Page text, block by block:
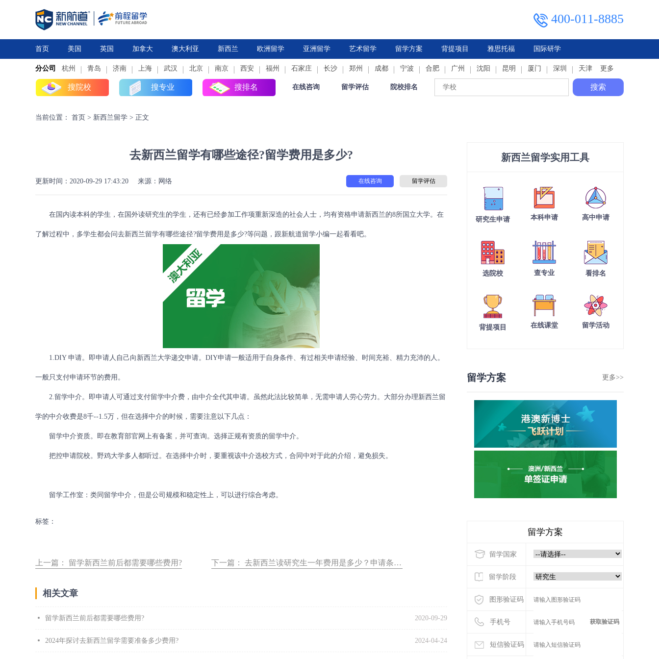
400-011-8885
首页 美国
研究生 本科 高中
英国
研究生 本科 高中
加拿大 澳大利亚 新西兰 欧洲留学
德国 法国 荷兰 西班牙 意大利 瑞典 俄罗斯
亚洲留学
中国香港 新加坡 日本 韩国 马来西亚 泰国
艺术留学 留学方案 背提项目 雅思托福 国际研学
分公司 杭州 青岛 济南 上海 武汉 北京 南京 西安 福州 石家庄 长沙 郑州 成都 宁波 合肥 广州 沈阳 昆明 厦门 深圳 天津 更多
搜院校 搜专业 搜排名 在线咨询 留学评估 院校排名 搜索
当前位置： 首页 > 新西兰留学 > 正文
去新西兰留学有哪些途径?留学费用是多少?
更新时间：2020-09-29 17:43:20 来源：网络 在线咨询 留学评估
在国内读本科的学生，在国外读研究生的学生，还有已经参加工作项重新深造的社会人士，均有资格申请新西兰的8所国立大学。在
了解过程中，多学生都会问去新西兰留学有哪些途径?留学费用是多少?等问题，跟新航道留学小编一起看看吧。
1.DIY 申请。即申请人自己向新西兰大学递交申请。DIY申请一般适用于自身条件、有过相关申请经验、时间充裕、精力充沛的人。
一般只支付申请环节的费用。
2.留学中介。即申请人可通过支付留学中介费，由中介全代其申请。虽然此法比较简单，无需申请人劳心劳力。大部分办理新西兰留
学的中介收费是8千--1.5万，但在选择中介的时候，需要注意以下几点：
留学中介资质。即在教育部官网上有备案，并可查询。选择正规有资质的留学中介。
把控申请院校。野鸡大学多人都听过。在选择中介时，要重视该中介选校方式，合同中对于此的介绍，避免损失。
留学工作室：类同留学中介，但是公司规模和稳定性上，可以进行综合考虑。
标签：
上一篇： 留学新西兰前后都需要哪些费用? 下一篇： 去新西兰读研究生一年费用是多少？申请条件有哪些？
相关文章
留学新西兰前后都需要哪些费用? 2020-09-29
2024年探讨去新西兰留学需要准备多少费用? 2024-04-24
新西兰留学实用工具
研究生申请 本科申请 高中申请
选院校 查专业 看排名
背提项目 在线课堂 留学活动
留学方案 更多>>
留学方案
留学国家
留学阶段
图形验证码
手机号 获取验证码
短信验证码